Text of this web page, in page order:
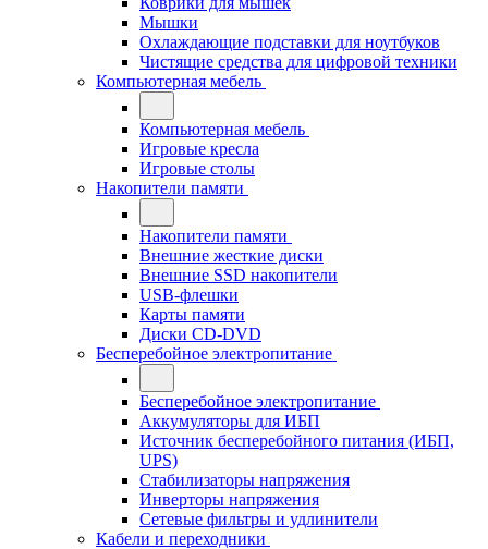
Мышки
Охлаждающие подставки для ноутбуков
Чистящие средства для цифровой техники
Компьютерная мебель
Компьютерная мебель
Игровые кресла
Игровые столы
Накопители памяти
Накопители памяти
Внешние жесткие диски
Внешние SSD накопители
USB-флешки
Карты памяти
Диски CD-DVD
Бесперебойное электропитание
Бесперебойное электропитание
Аккумуляторы для ИБП
Источник бесперебойного питания (ИБП,
UPS)
Стабилизаторы напряжения
Инверторы напряжения
Сетевые фильтры и удлинители
Кабели и переходники